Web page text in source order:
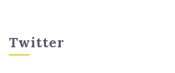
Twitter